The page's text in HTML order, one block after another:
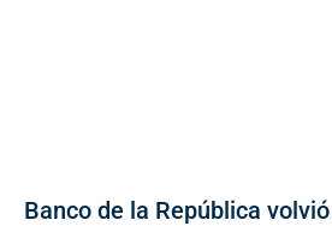
Banco de la República